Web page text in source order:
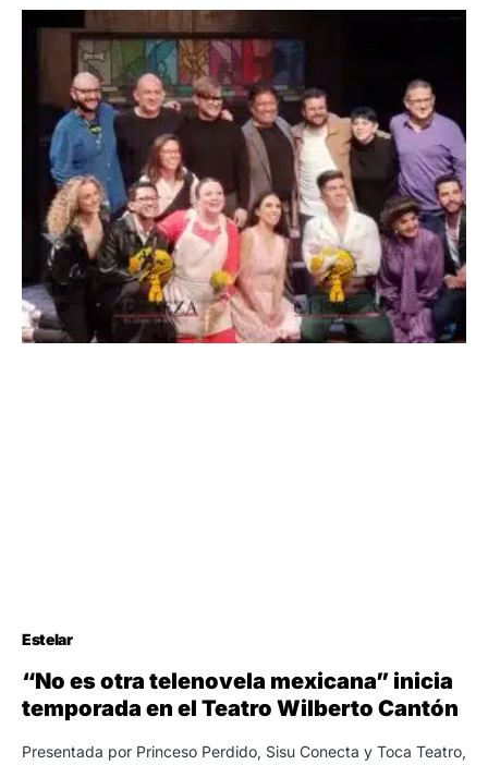
Estelar
“No es otra telenovela mexicana” inicia
temporada en el Teatro Wilberto Cantón
Presentada por Princeso Perdido, Sisu Conecta y Toca Teatro,